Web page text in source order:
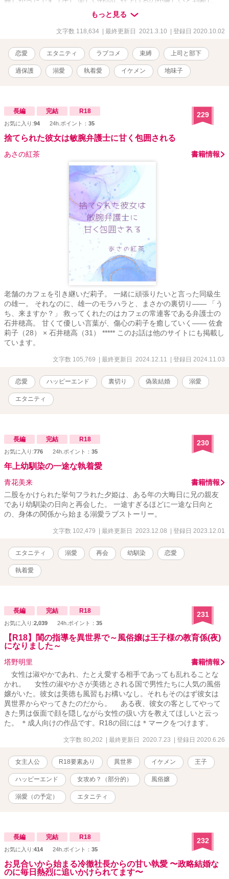
連載を中止させていただくことにしました。 申しわけありません。
新作を書いて更新していきたいと思っていますので、よろしくお願
いします。 お詫びに過去に書いた原文のママ載せておきます。 修正
m(__)m
もっと見る
文字数 118,634 | 最終更新日 2021.3.10 | 登録日 2020.10.02
恋愛 エタニティ ラブコメ 束縛 上司と部下
過保護 溺愛 執着愛 イケメン 地味子
長編 完結 R18
お気に入り:94 24h.ポイント： 35
229
捨てられた彼女は敏腕弁護士に甘く包囲される
あさの紅茶 書籍情報
老舗のカフェを引き継いだ莉子。 一緒に頑張りたいと言った同級生
の雄一。 それなのに、雄一のモラハラと、まさかの裏切り―― 「う
ち、来ますか？」 救ってくれたのはカフェの常連客である弁護士の
石井穂高。 甘くて優しい言葉が、傷心の莉子を癒していく―― 佐倉
莉子（28） × 石井穂高（31） ***** このお話は他のサイトにも掲載し
ています。
文字数 105,769 | 最終更新日 2024.12.11 | 登録日 2024.11.03
恋愛 ハッピーエンド 裏切り 偽装結婚 溺愛
エタニティ
長編 完結 R18
お気に入り:776 24h.ポイント： 35
230
年上幼馴染の一途な執着愛
青花美来
書籍情報
二股をかけられた挙句フラれた夕姫は、ある年の大晦日に兄の親友
であり幼馴染の日向と再会した。 一途すぎるほどに一途な日向と
の、身体の関係から始まる溺愛ラブストーリー。
文字数 102,479 | 最終更新日 2023.12.08 | 登録日 2023.12.01
エタニティ 溺愛 再会 幼馴染 恋愛
執着愛
長編 完結 R18
お気に入り:2,039 24h.ポイント： 35
231
【R18】閨の指導を異世界で～風俗嬢は王子様の教育係(夜)
になりました～
塔野明里
書籍情報
女性は淑やかであれ、たとえ愛する相手であっても乱れることな
かれ。 女性の淑やかさが美徳とされる国で男性たちに人気の風俗
嬢がいた。彼女は美徳も風習もお構いなし。それもそのはず彼女は
異世界からやってきたのだから。 ある夜、彼女の客としてやって
きた男は仮面で顔を隠しながら女性の扱い方を教えてほしいと云っ
た。 ＊成人向けの作品です。R18の回には＊マークをつけます。
文字数 80,202 | 最終更新日 2020.7.23 | 登録日 2020.6.26
女主人公 R18要素あり 異世界 イケメン 王子
ハッピーエンド 女攻め？（部分的） 風俗嬢
溺愛（の予定） エタニティ
長編 完結 R18
お気に入り:414 24h.ポイント： 35
232
お見合いから始まる冷徹社長からの甘い執愛 〜政略結婚な
のに毎日熱烈に追いかけられてます〜